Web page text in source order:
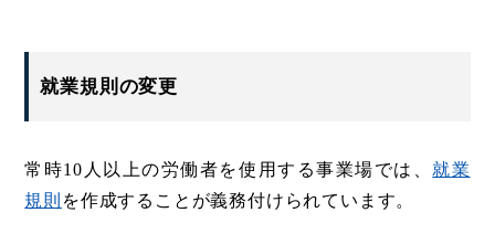
就業規則の変更
常時10人以上の労働者を使用する事業場では、 就業
規則 を作成することが義務付けられています。